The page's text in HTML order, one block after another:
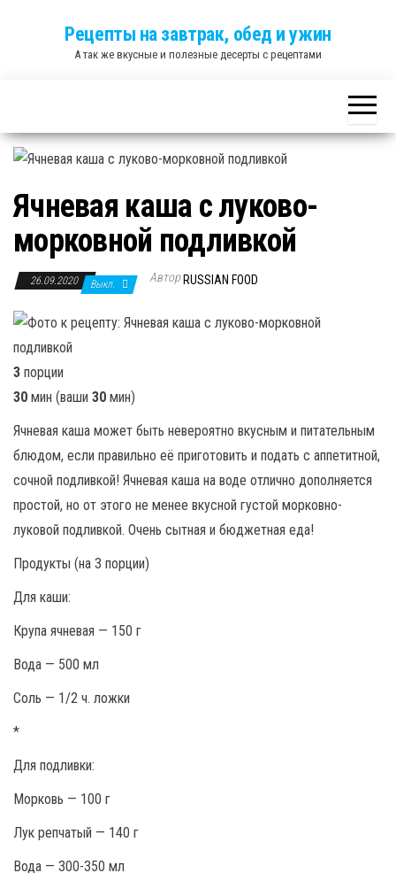
Рецепты на завтрак, обед и ужин
А так же вкусные и полезные десерты с рецептами
Ячневая каша с луково-
морковной подливкой
26.09.2020 Выкл. Автор RUSSIAN FOOD
3 порции
30 мин (ваши 30 мин)
Ячневая каша может быть невероятно вкусным и питательным
блюдом, если правильно её приготовить и подать с аппетитной,
сочной подливкой! Ячневая каша на воде отлично дополняется
простой, но от этого не менее вкусной густой морковно-
луковой подливкой. Очень сытная и бюджетная еда!
Продукты (на 3 порции)
Для каши:
Крупа ячневая — 150 г
Вода — 500 мл
Соль — 1/2 ч. ложки
*
Для подливки:
Морковь — 100 г
Лук репчатый — 140 г
Вода — 300-350 мл